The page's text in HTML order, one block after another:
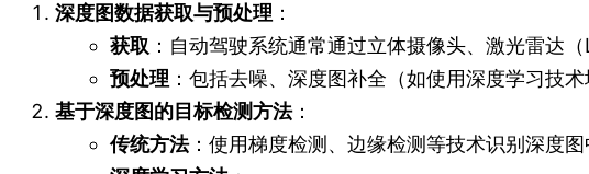
深度图数据获取与预处理 ：
获取 ：自动驾驶系统通常通过立体摄像头、激光雷达
预处理 ：包括去噪、深度图补全（如使用深度学习技
基于深度图的目标检测方法：
传统方法：使用梯度检测、边缘检测等技术识别深度